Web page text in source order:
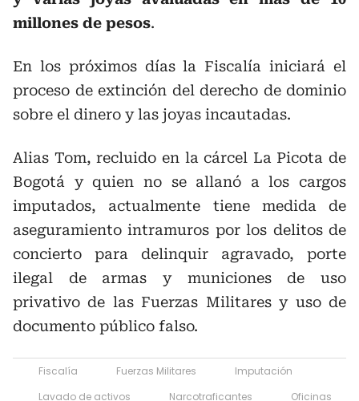
millones de pesos.
En los próximos días la Fiscalía iniciará el
proceso de extinción del derecho de dominio
sobre el dinero y las joyas incautadas.
Alias Tom, recluido en la cárcel La Picota de
Bogotá y quien no se allanó a los cargos
imputados, actualmente tiene medida de
aseguramiento intramuros por los delitos de
concierto para delinquir agravado, porte
ilegal de armas y municiones de uso
privativo de las Fuerzas Militares y uso de
documento público falso.
Fiscalía Fuerzas Militares
Imputación
Lavado de activos
Narcotraficantes
Oficinas